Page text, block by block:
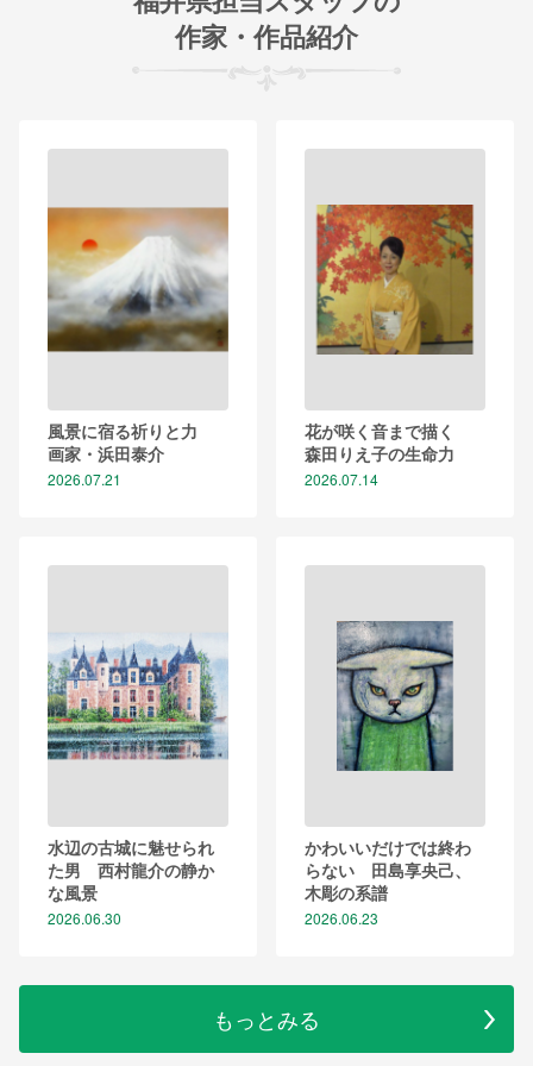
作家・作品紹介
風景に宿る祈りと力
画家・浜田泰介
2026.07.21
花が咲く音まで描く
森田りえ子の生命力
2026.07.14
水辺の古城に魅せられ
た男 西村龍介の静か
な風景
2026.06.30
かわいいだけでは終わ
らない 田島享央己、
木彫の系譜
2026.06.23
もっとみる